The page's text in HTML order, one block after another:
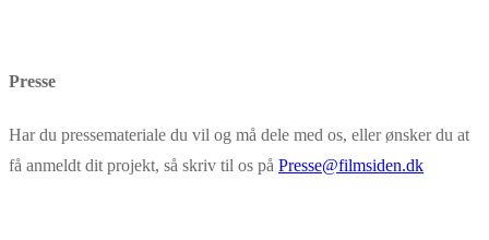
Presse
Har du pressemateriale du vil og må dele med os, eller ønsker du at
få anmeldt dit projekt, så skriv til os på Presse@filmsiden.dk